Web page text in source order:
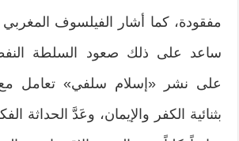
مفقودة، كما أشار الفيلسوف المغربي
ساعد على ذلك صعود السلطة
على نشر «إسلام سلفي» تعامل مع
بثنائية الكفر والإيمان، وعَدَّ الحداثة